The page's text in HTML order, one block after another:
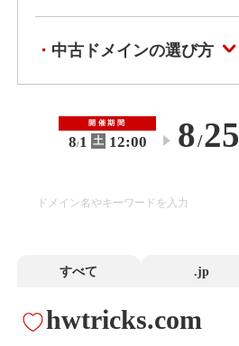
中古ドメインの選び方
開催期間
8/1 土 12:00 〜 8/25
すべて .jp
hwtricks.com